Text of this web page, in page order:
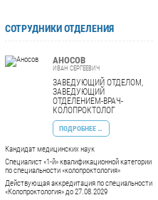
СОТРУДНИКИ ОТДЕЛЕНИЯ
АНОСОВ
ИВАН СЕРГЕЕВИЧ
ЗАВЕДУЮЩИЙ ОТДЕЛОМ,
ЗАВЕДУЮЩИЙ
ОТДЕЛЕНИЕМ-ВРАЧ-
КОЛОПРОКТОЛОГ
ПОДРОБНЕЕ …
Кандидат медицинских наук
Специалист «1-й» квалификационной категории
по специальности «колопроктология»
Действующая аккредитация по специальности
«Колопроктология» до 27.08.2029